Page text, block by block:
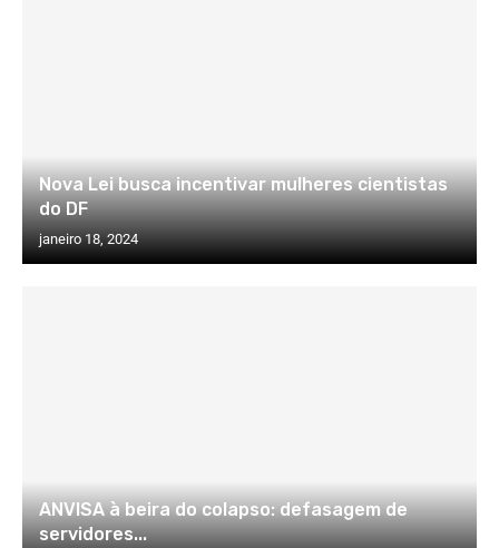
Nova Lei busca incentivar mulheres cientistas
do DF
janeiro 18, 2024
ANVISA à beira do colapso: defasagem de
servidores...